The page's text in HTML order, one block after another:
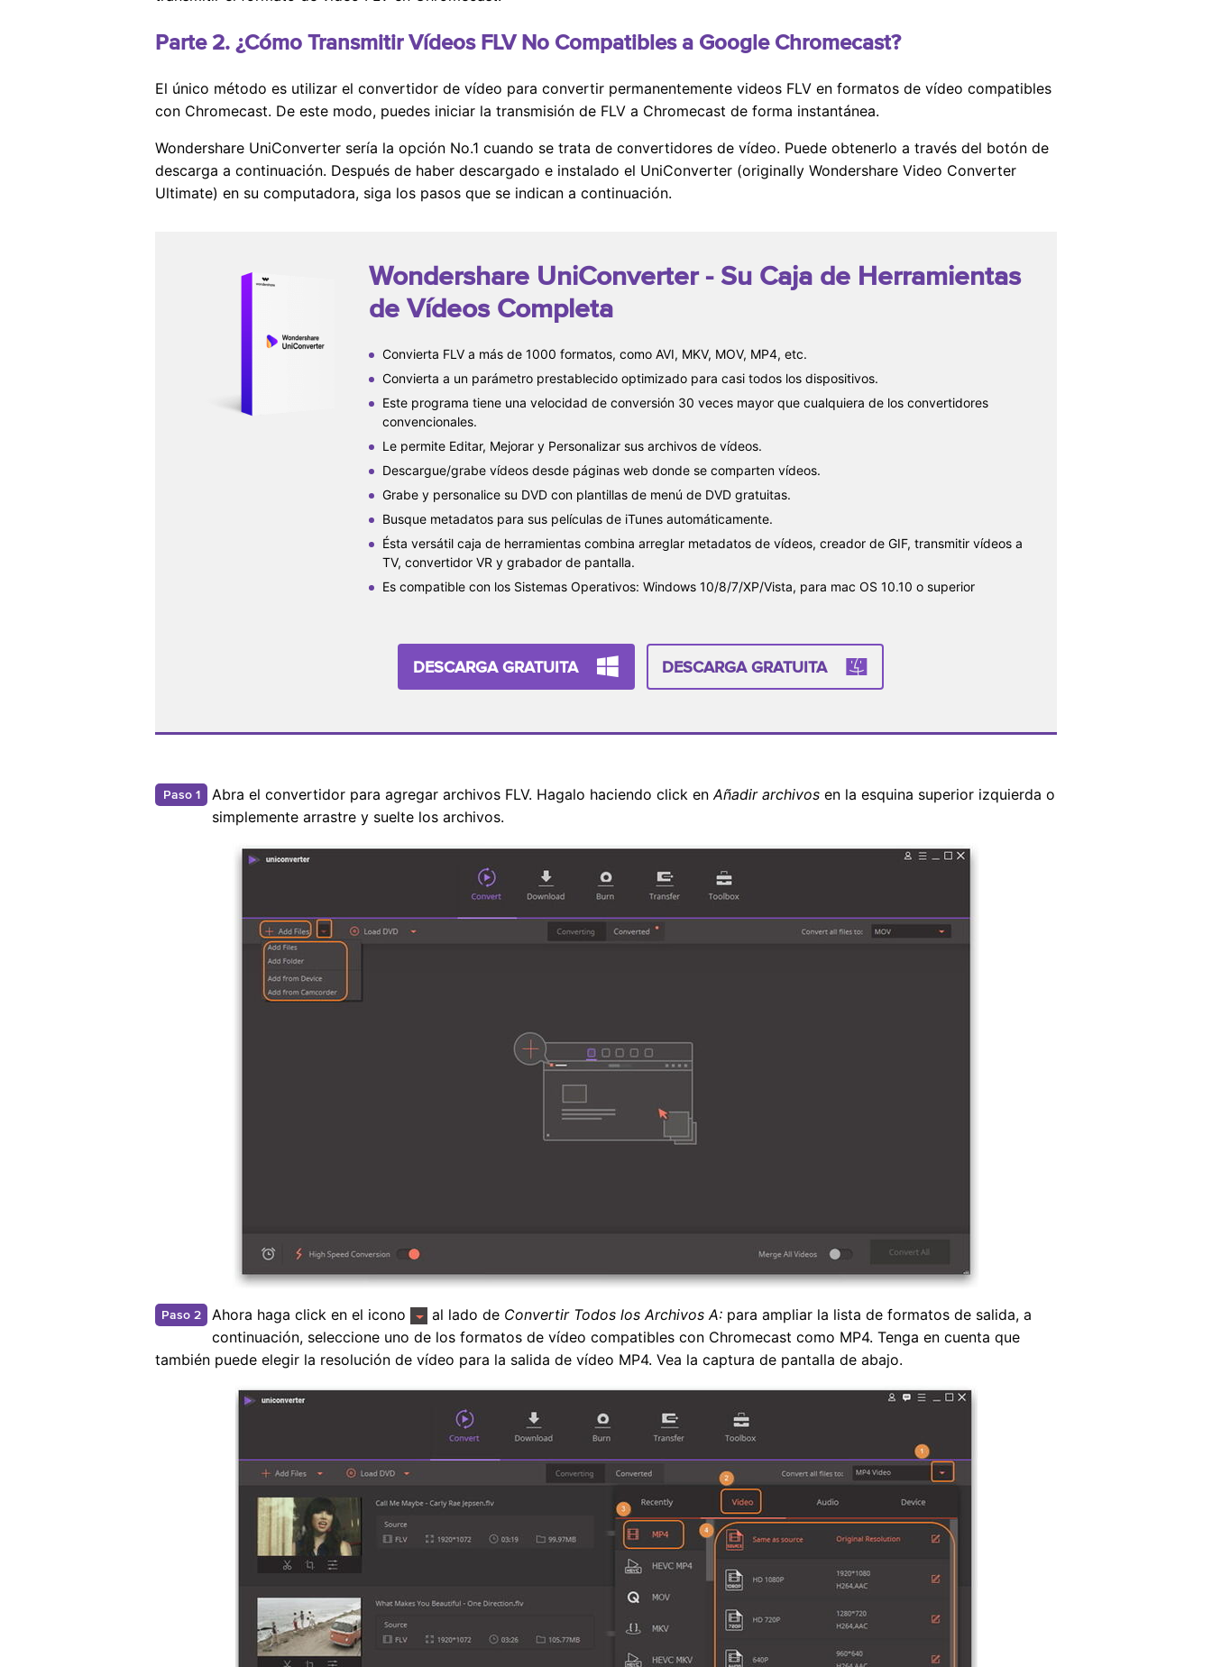
Parte 2. ¿Cómo Transmitir Vídeos FLV No Compatibles a Google Chromecast?
El único método es utilizar el convertidor de vídeo para convertir permanentemente videos FLV en formatos de vídeo compatibles
con Chromecast. De este modo, puedes iniciar la transmisión de FLV a Chromecast de forma instantánea.
Wondershare UniConverter sería la opción No.1 cuando se trata de convertidores de vídeo. Puede obtenerlo a través del botón de
descarga a continuación. Después de haber descargado e instalado el UniConverter (originally Wondershare Video Converter
Ultimate) en su computadora, siga los pasos que se indican a continuación.
Wondershare UniConverter - Su Caja de Herramientas
de Vídeos Completa
Convierta FLV a más de 1000 formatos, como AVI, MKV, MOV, MP4, etc.
Convierta a un parámetro prestablecido optimizado para casi todos los dispositivos.
Este programa tiene una velocidad de conversión 30 veces mayor que cualquiera de los convertidores
convencionales.
Le permite Editar, Mejorar y Personalizar sus archivos de vídeos.
Descargue/grabe vídeos desde páginas web donde se comparten vídeos.
Grabe y personalice su DVD con plantillas de menú de DVD gratuitas.
Busque metadatos para sus películas de iTunes automáticamente.
Ésta versátil caja de herramientas combina arreglar metadatos de vídeos, creador de GIF, transmitir vídeos a
TV, convertidor VR y grabador de pantalla.
Es compatible con los Sistemas Operativos: Windows 10/8/7/XP/Vista, para mac OS 10.10 o superior
DESCARGA GRATUITA DESCARGA GRATUITA
Paso 1 Abra el convertidor para agregar archivos FLV. Hagalo haciendo click enAñadir archivos en la esquina superior izquierda o
simplemente arrastre y suelte los archivos.
Paso 2 Ahora haga click en el icono al lado de Convertir Todos los Archivos A: para ampliar la lista de formatos de salida, a
continuación, seleccione uno de los formatos de vídeo compatibles con Chromecast como MP4. Tenga en cuenta que
también puede elegir la resolución de vídeo para la salida de vídeo MP4. Vea la captura de pantalla de abajo.